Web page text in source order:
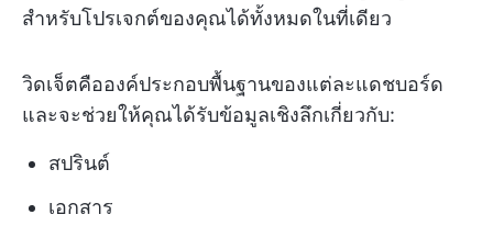
สำหรับโปรเจกต์ของคุณได้ทั้งหมดในที่เดียว
วิดเจ็ตคือองค์ประกอบพื้นฐานของแต่ละแดชบอร์ด
และจะช่วยให้คุณได้รับข้อมูลเชิงลึกเกี่ยวกับ:
สปรินต์
เอกสาร